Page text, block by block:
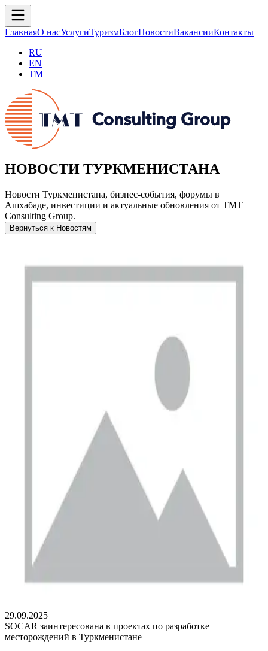
ГлавнаяО насУслугиТуризмБлогНовостиВакансииКонтакты
RU
EN
TM
НОВОСТИ ТУРКМЕНИСТАНА
Новости Туркменистана, бизнес-события, форумы в
Ашхабаде, инвестиции и актуальные обновления от TMT
Consulting Group.
Вернуться к Новостям
29.09.2025
SOCAR заинтересована в проектах по разработке
месторождений в Туркменистане